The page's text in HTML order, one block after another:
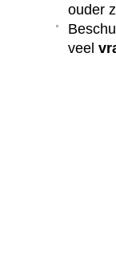
ouder
veel